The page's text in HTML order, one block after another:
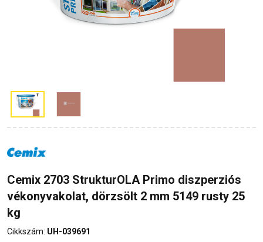
Cemix 2703 StrukturOLA Primo diszperziós
vékonyvakolat, dörzsölt 2 mm 5149 rusty 25
kg
Cikkszám: UH-039691